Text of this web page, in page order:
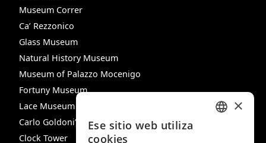
Museum Correr
Ca’ Rezzonico
Glass Museum
Natural History Museum
Museum of Palazzo Mocenigo
Fortuny Museum
Lace Museum
Carlo Goldoni’s House
Clock Tower
×
Ese sitio web utiliza
cookies